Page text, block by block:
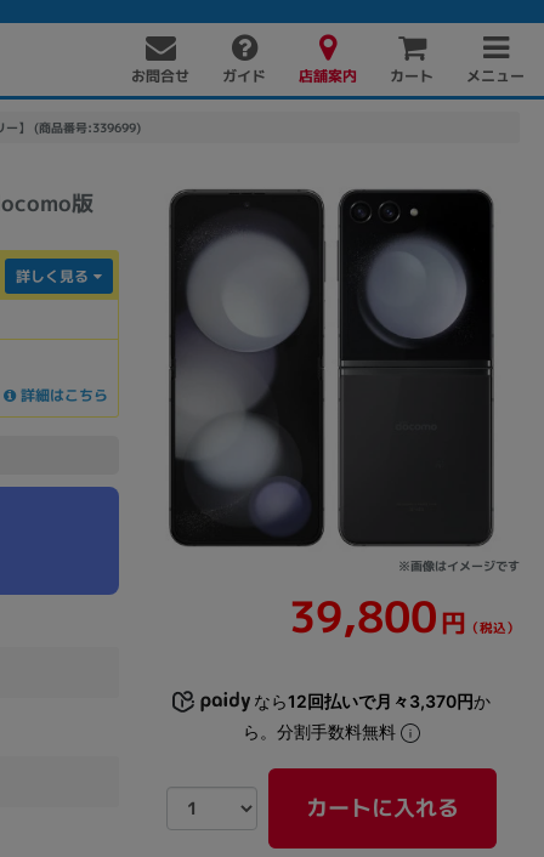
お問合せ ガイド 店舗案内 カート メニュー
ー】 (商品番号:339699)
版
※画像はイメージです
39,800円 （税込）
なら12回払いで月々3,370円か
ら。分割手数料無料
カートに入れる
詳しく見る
詳細はこちら
PCパーツ
DVD±RW